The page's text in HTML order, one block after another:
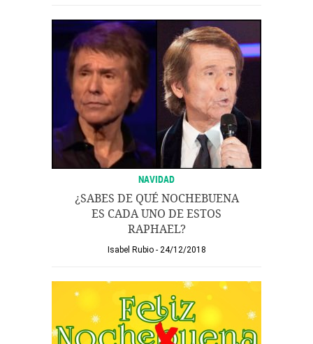
NAVIDAD
¿SABES DE QUÉ NOCHEBUENA
ES CADA UNO DE ESTOS
RAPHAEL?
Isabel Rubio 24/12/2018